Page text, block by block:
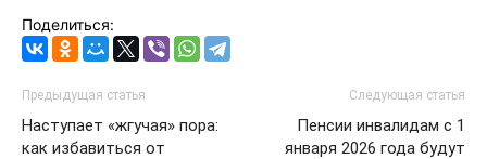
Поделиться:
Предыдущая статья
Наступает «жгучая» пора:
как избавиться от
Следующая статья
Пенсии инвалидам с 1
января 2026 года будут